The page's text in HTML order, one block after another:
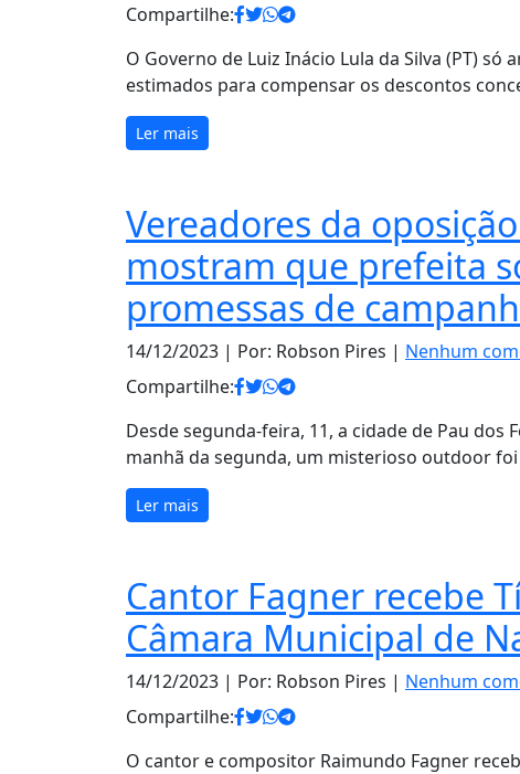
Compartilhe:
O Governo de Luiz Inácio Lula da Silva (PT) só
estimados para compensar os descontos
Ler mais
Vereadores da
mostram que prefeita
promessas de
14/12/2023 | Por: Robson Pires | Nenhum
Compartilhe:
Desde segunda-feira, 11, a cidade de Pau dos
manhã da segunda, um misterioso outdoor
Ler mais
Cantor Fagner recebe
Câmara Municipal de
14/12/2023 | Por: Robson Pires | Nenhum
Compartilhe:
O cantor e compositor Raimundo Fagner